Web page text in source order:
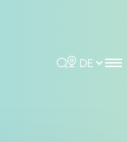
Rechercher
Choisir la